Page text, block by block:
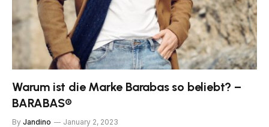
Warum ist die Marke Barabas so beliebt? –
BARABAS®
By Jandino January 2, 2023